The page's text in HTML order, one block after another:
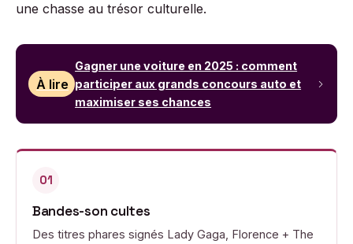
une chasse au trésor culturelle.
À lire
Gagner une voiture en 2025 : comment
participer aux grands concours auto et
maximiser ses chances
01
Bandes-son cultes
Des titres phares signés Lady Gaga, Florence + The